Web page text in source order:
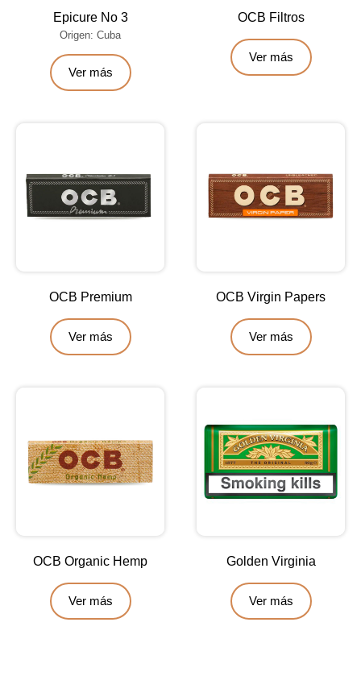
Epicure No 3
Origen: Cuba
Ver más
OCB Filtros
Ver más
OCB Premium
Ver más
OCB Virgin Papers
Ver más
OCB Organic Hemp
Ver más
Golden Virginia
Ver más